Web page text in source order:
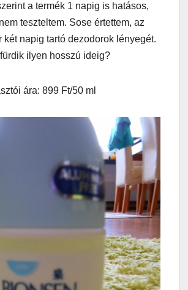
a termék 1 napig is hatásos,
teszteltem. Sose értettem, az
két napig tartó dezodorok lényegét.
ilyen hosszú ideig?
ára: 899 Ft/50 ml